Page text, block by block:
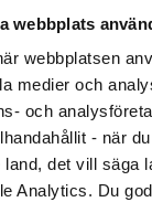
webbplats
webbplatsen
medier och
och
- när
land, det vill säga
Analytics. Du